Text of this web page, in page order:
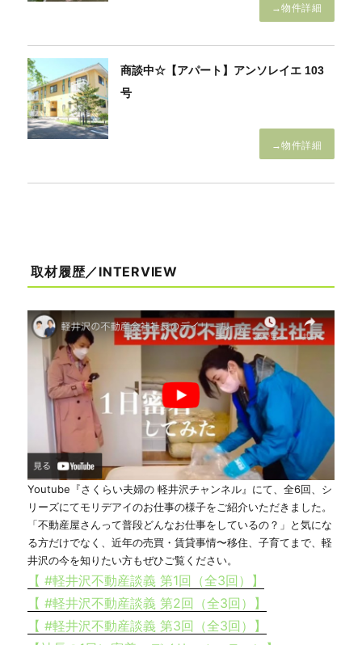
→物件詳細
商談中☆【アパート】アンソレイエ 103
号
→物件詳細
取材履歴／INTERVIEW
Youtube『さくらい夫婦の 軽井沢チャンネル』にて、全6回、シ
リーズにてモリデアイのお仕事の様子をご紹介いただきました。
「不動産屋さんって普段どんなお仕事をしているの？」と気にな
る方だけでなく、近年の売買・賃貸事情〜移住、子育てまで、軽
井沢の今を知りたい方もぜひご覧ください。
【 #軽井沢不動産談義 第1回（全3回）】
【 #軽井沢不動産談義 第2回（全3回）】
【 #軽井沢不動産談義 第3回（全3回）】